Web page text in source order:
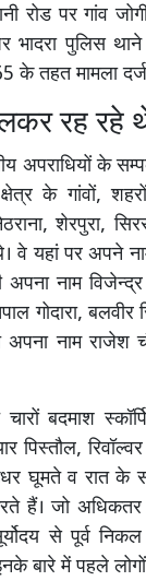
रोड पर गांव
भादरा पुलिस
के तहत मामला
रह रहे
अपराधियों के
के गांवों, शहरों
शेरपुरा,
वे यहां पर अपने
अपना नाम
गोदारा, बलवीर
नाम राजेश
बदमाश
पिस्तौल,
घूमते व रात के
हैं। जो
से पूर्व निकल
बारे में पहले